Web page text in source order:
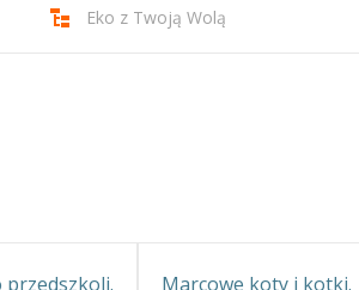
Eko z Twoją Wolą
przedszkoli. Marcowe koty i kotki.